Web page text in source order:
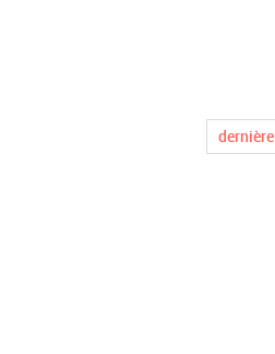
dernière